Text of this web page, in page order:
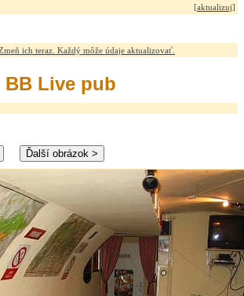
[aktualizuj]
ich teraz. Každý môže údaje aktualizovať.
BB Live pub